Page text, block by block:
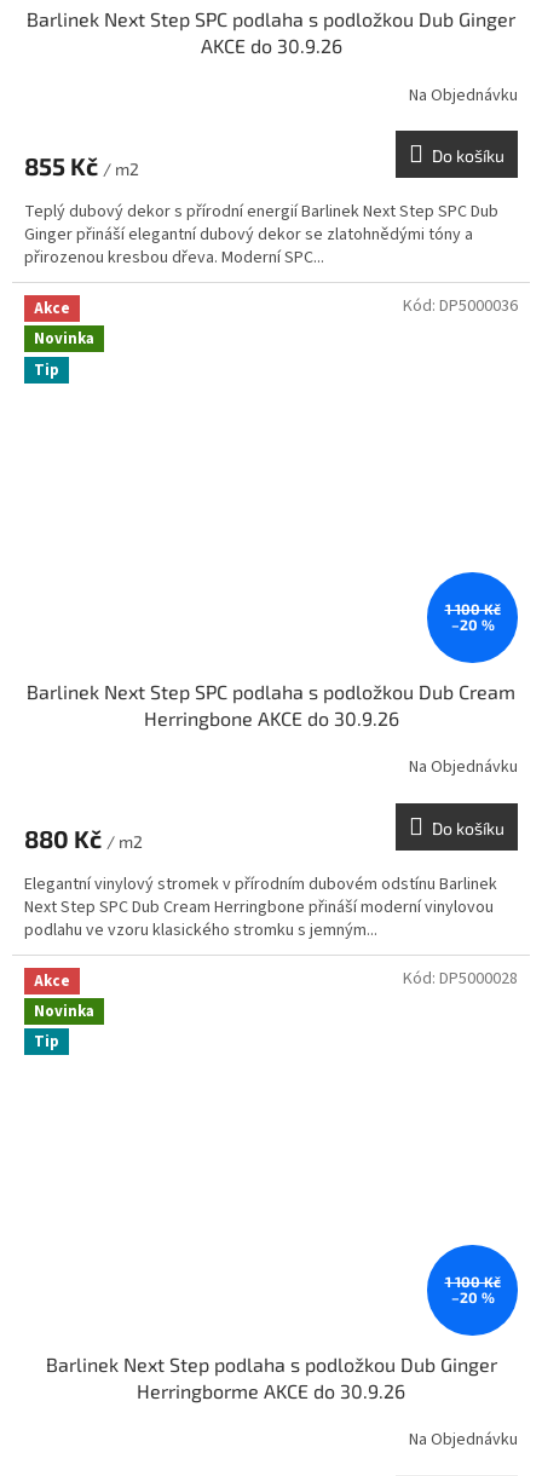
Barlinek Next Step SPC podlaha s podložkou Dub Ginger
AKCE do 30.9.26
Na Objednávku
855 Kč / m2
Do košíku
Teplý dubový dekor s přírodní energií Barlinek Next Step SPC Dub
Ginger přináší elegantní dubový dekor se zlatohnědými tóny a
přirozenou kresbou dřeva. Moderní SPC...
Akce
Novinka
Tip
1 100 Kč
–20 %
Barlinek Next Step SPC podlaha s podložkou Dub Cream
Herringbone AKCE do 30.9.26
Na Objednávku
880 Kč / m2
Do košíku
Elegantní vinylový stromek v přírodním dubovém odstínu Barlinek
Next Step SPC Dub Cream Herringbone přináší moderní vinylovou
podlahu ve vzoru klasického stromku s jemným...
Kód: DP5000036
Akce
Novinka
Tip
1 100 Kč
–20 %
Barlinek Next Step podlaha s podložkou Dub Ginger
Herringborme AKCE do 30.9.26
Na Objednávku
Kód: DP5000028